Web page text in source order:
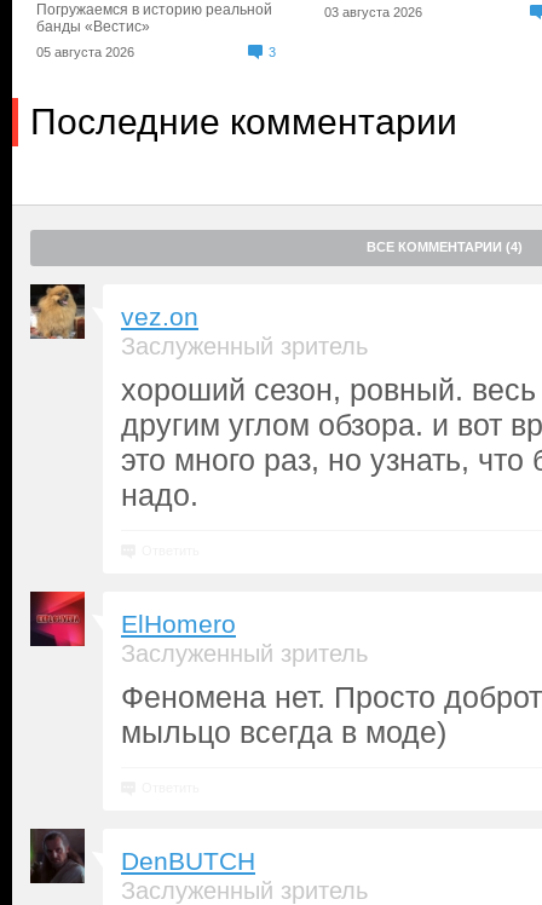
Погружаемся в историю реальной
банды «Вестис»
05 августа 2026 3
03 августа 2026
Последние комментарии
ВСЕ КОММЕНТАРИИ (4)
vez.on
Заслуженный зритель
хороший сезон, ровный.
другим углом обзора. и вот
это много раз, но узнать,
надо.
ElHomero
Заслуженный зритель
Феномена нет. Просто
мыльцо всегда в моде)
DenBUTCH
Заслуженный зритель